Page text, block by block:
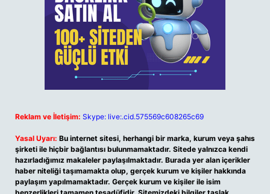
Reklam ve İletişim: Skype: live:.cid.575569c608265c69
Yasal Uyarı: Bu internet sitesi, herhangi bir marka, kurum veya şahıs
şirketi ile hiçbir bağlantısı bulunmamaktadır. Sitede yalnızca kendi
hazırladığımız makaleler paylaşılmaktadır. Burada yer alan içerikler
haber niteliği taşımamakta olup, gerçek kurum ve kişiler hakkında
paylaşım yapılmamaktadır. Gerçek kurum ve kişiler ile isim